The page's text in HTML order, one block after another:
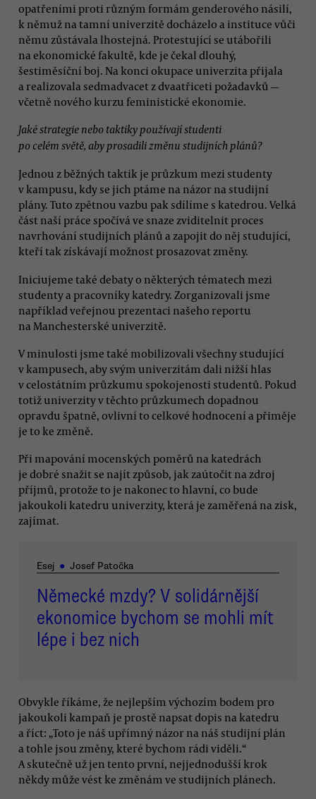
opatřeními proti různým formám genderového násilí,
k němuž na tamní univerzitě docházelo a instituce vůči
němu zůstávala lhostejná. Protestující se utábořili
na ekonomické fakultě, kde je čekal dlouhý,
šestiměsíční boj. Na konci okupace univerzita přijala
a realizovala sedmadvacet z dvaatřiceti požadavků —
včetně nového kurzu feministické ekonomie.
Jaké strategie nebo taktiky používají studenti
po celém světě, aby prosadili změnu studijních plánů?
Jednou z běžných taktik je průzkum mezi studenty
v kampusu, kdy se jich ptáme na názor na studijní
plány. Tuto zpětnou vazbu pak sdílíme s katedrou. Velká
část naší práce spočívá ve snaze zviditelnit proces
navrhování studijních plánů a zapojit do něj studující,
kteří tak získávají možnost prosazovat změny.
Iniciujeme také debaty o některých tématech mezi
studenty a pracovníky katedry. Zorganizovali jsme
například veřejnou prezentaci našeho reportu
na Manchesterské univerzitě.
V minulosti jsme také mobilizovali všechny studující
v kampusech, aby svým univerzitám dali nižší hlas
v celostátním průzkumu spokojenosti studentů. Pokud
totiž univerzity v těchto průzkumech dopadnou
opravdu špatně, ovlivní to celkové hodnocení a přiměje
je to ke změně.
Při mapování mocenských poměrů na katedrách
je dobré snažit se najít způsob, jak zaútočit na zdroj
příjmů, protože to je nakonec to hlavní, co bude
jakoukoli katedru univerzity, která je zaměřená na zisk,
zajímat.
Esej ● Josef Patočka
Německé mzdy? V solidárnější
ekonomice bychom se mohli mít
lépe i bez nich
Obvykle říkáme, že nejlepším výchozím bodem pro
jakoukoli kampaň je prostě napsat dopis na katedru
a říct: „Toto je náš upřímný názor na náš studijní plán
a tohle jsou změny, které bychom rádi viděli.“
A skutečně už jen tento první, nejjednodušší krok
někdy může vést ke změnám ve studijních plánech.